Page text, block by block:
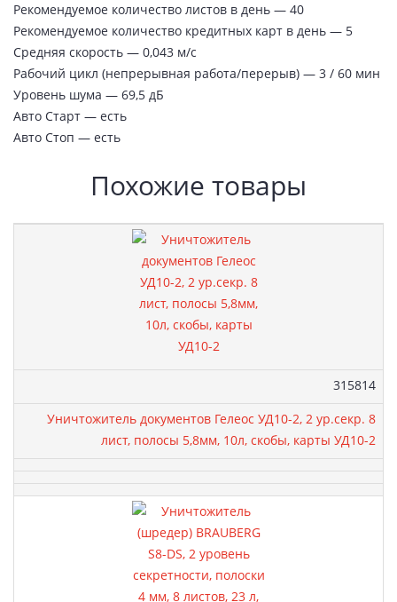
Рекомендуемое количество листов в день — 40
Рекомендуемое количество кредитных карт в день — 5
Средняя скорость — 0,043 м/с
Рабочий цикл (непрерывная работа/перерыв) — 3 / 60 мин
Уровень шума — 69,5 дБ
Авто Старт — есть
Авто Стоп — есть
Похожие товары
Артикул:
315814
Уничтожитель документов Гелеос УД10-2, 2 ур.секр. 8
лист, полосы 5,8мм, 10л, скобы, карты УД10-2